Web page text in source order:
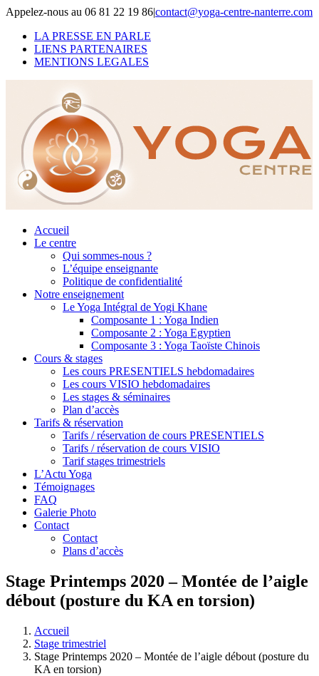
Skip
content
Appelez-nous au 06 81 22 19 86|contact@yoga-centre-nanterre.com
LA PRESSE EN PARLE
LIENS PARTENAIRES
MENTIONS LEGALES
Accueil
Le centre
Qui sommes-nous ?
L’équipe enseignante
Politique de confidentialité
Notre enseignement
Le Yoga Intégral de Yogi Khane
Composante 1 : Yoga Indien
Composante 2 : Yoga Egyptien
Composante 3 : Yoga Taoïste Chinois
Cours & stages
Les cours PRESENTIELS hebdomadaires
Les cours VISIO hebdomadaires
Les stages & séminaires
Plan d’accès
Tarifs & réservation
Tarifs / réservation de cours PRESENTIELS
Tarifs / réservation de cours VISIO
Tarif stages trimestriels
L’Actu Yoga
Témoignages
FAQ
Galerie Photo
Contact
Contact
Plans d’accès
Stage Printemps 2020 – Montée de l’aigle
débout (posture du KA en torsion)
Accueil
Stage trimestriel
Stage Printemps 2020 – Montée de l’aigle débout (posture du
KA en torsion)